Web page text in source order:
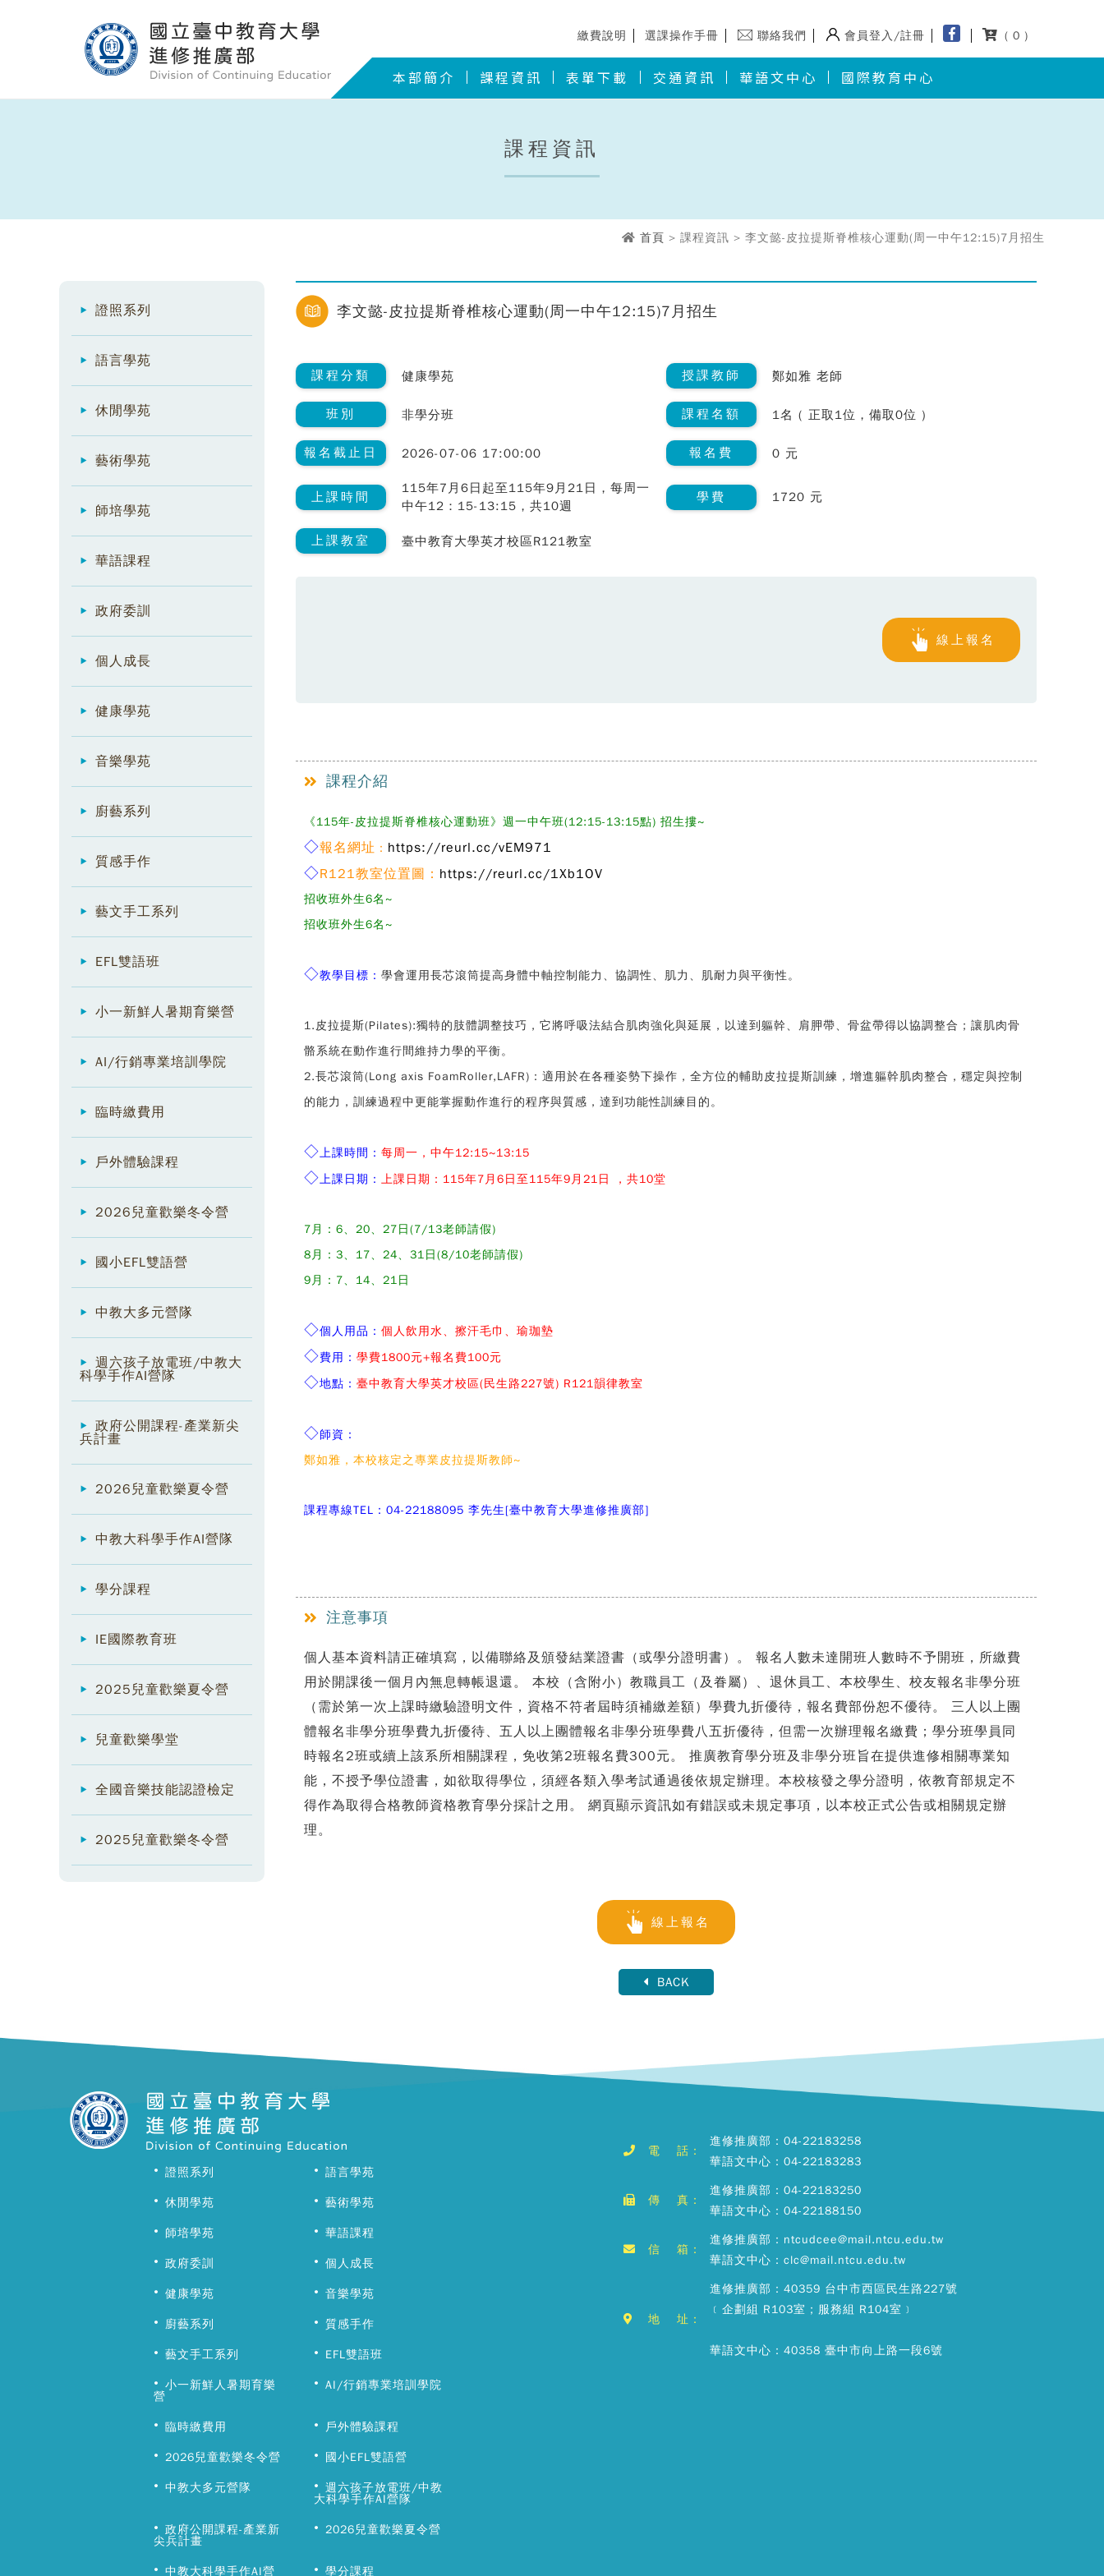
繳費說明 選課操作手冊 聯絡我們 會員登入/註冊 ( 0 )
本部簡介 課程資訊 表單下載 交通資訊 華語文中心 國際教育中心
課程資訊
首頁 > 課程資訊 > 李文懿-皮拉提斯脊椎核心運動(周一中午12:15)7月招生
證照系列
語言學苑
休閒學苑
藝術學苑
師培學苑
華語課程
政府委訓
個人成長
健康學苑
音樂學苑
廚藝系列
質感手作
藝文手工系列
EFL雙語班
小一新鮮人暑期育樂營
AI/行銷專業培訓學院
臨時繳費用
戶外體驗課程
2026兒童歡樂冬令營
國小EFL雙語營
中教大多元營隊
週六孩子放電班/中教大
科學手作AI營隊
政府公開課程-產業新尖
兵計畫
2026兒童歡樂夏令營
中教大科學手作AI營隊
學分課程
IE國際教育班
2025兒童歡樂夏令營
兒童歡樂學堂
全國音樂技能認證檢定
2025兒童歡樂冬令營
李文懿-皮拉提斯脊椎核心運動(周一中午12:15)7月招生
課程分類 健康學苑 授課教師 鄭如雅 老師
班別 非學分班 課程名額 1名 ( 正取1位，備取0位 )
報名截止日 2026-07-06 17:00:00 報名費 0 元
上課時間
115年7月6日起至115年9月21日，每周一
中午12：15-13:15，共10週
學費 1720 元
上課教室 臺中教育大學英才校區R121教室
線上報名
課程介紹
《115年-皮拉提斯脊椎核心運動班》週一中午班(12:15-13:15點) 招生摟~
◇報名網址 ： https://reurl.cc/vEM971
◇R121教室位置圖： https://reurl.cc/1Xb1OV
招收班外生6名~
招收班外生6名~
◇教學目標： 學會運用長芯滾筒提高身體中軸控制能力、協調性、肌力、肌耐力與平衡性。
1.皮拉提斯(Pilates):獨特的肢體調整技巧，它將呼吸法結合肌肉強化與延展，以達到軀幹、肩胛帶、骨盆帶得以協調整合；讓肌肉骨
骼系統在動作進行間維持力學的平衡。
2.長芯滾筒(Long axis FoamRoller,LAFR)：適用於在各種姿勢下操作，全方位的輔助皮拉提斯訓練，增進軀幹肌肉整合，穩定與控制
的能力，訓練過程中更能掌握動作進行的程序與質感，達到功能性訓練目的。
◇上課時間： 每周一，中午12:15~13:15
◇上課日期： 上課日期：115年7月6日至115年9月21日 ，共10堂
7月：6、20、27日(7/13老師請假)
8月：3、17、24、31日(8/10老師請假)
9月：7、14、21日
◇個人用品： 個人飲用水、擦汗毛巾、瑜珈墊
◇費用： 學費1800元+報名費100元
◇地點： 臺中教育大學英才校區(民生路227號) R121韻律教室
◇師資：
鄭如雅， 本校核定之專業皮拉提斯教師~
課程專線TEL：04-22188095 李先生[臺中教育大學進修推廣部]
注意事項
個人基本資料請正確填寫，以備聯絡及頒發結業證書（或學分證明書）。 報名人數未達開班人數時不予開班，所繳費
用於開課後一個月內無息轉帳退還。 本校（含附小）教職員工（及眷屬）、退休員工、本校學生、校友報名非學分班
（需於第一次上課時繳驗證明文件，資格不符者屆時須補繳差額）學費九折優待，報名費部份恕不優待。 三人以上團
體報名非學分班學費九折優待、五人以上團體報名非學分班學費八五折優待，但需一次辦理報名繳費；學分班學員同
時報名2班或續上該系所相關課程，免收第2班報名費300元。 推廣教育學分班及非學分班旨在提供進修相關專業知
能，不授予學位證書，如欲取得學位，須經各類入學考試通過後依規定辦理。本校核發之學分證明，依教育部規定不
得作為取得合格教師資格教育學分採計之用。 網頁顯示資訊如有錯誤或未規定事項，以本校正式公告或相關規定辦
理。
線上報名
BACK
證照系列 語言學苑
休閒學苑 藝術學苑
師培學苑 華語課程
政府委訓 個人成長
健康學苑 音樂學苑
廚藝系列 質感手作
藝文手工系列 EFL雙語班
小一新鮮人暑期育樂
營
AI/行銷專業培訓學院
臨時繳費用 戶外體驗課程
2026兒童歡樂冬令營 國小EFL雙語營
中教大多元營隊
週六孩子放電班/中教
大科學手作AI營隊
政府公開課程-產業新
尖兵計畫
2026兒童歡樂夏令營
中教大科學手作AI營 學分課程
電 話：
進修推廣部：04-22183258
華語文中心：04-22183283
傳 真：
進修推廣部：04-22183250
華語文中心：04-22188150
信 箱：
進修推廣部：ntcudcee@mail.ntcu.edu.tw
華語文中心：clc@mail.ntcu.edu.tw
地 址：
進修推廣部：40359 台中市西區民生路227號
﹝企劃組 R103室；服務組 R104室﹞
華語文中心：40358 臺中市向上路一段6號